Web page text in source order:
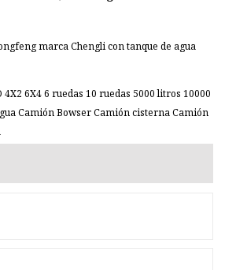
marca Chengli con tanque de agua
6X4 6 ruedas 10 ruedas 5000 litros 10000
Camión Bowser Camión cisterna Camión